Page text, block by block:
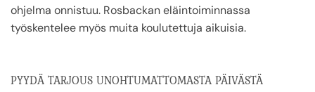
ohjelma onnistuu. Rosbackan eläintoiminnassa
työskentelee myös muita koulutettuja aikuisia.
PYYDÄ TARJOUS UNOHTUMATTOMASTA PÄIVÄSTÄ